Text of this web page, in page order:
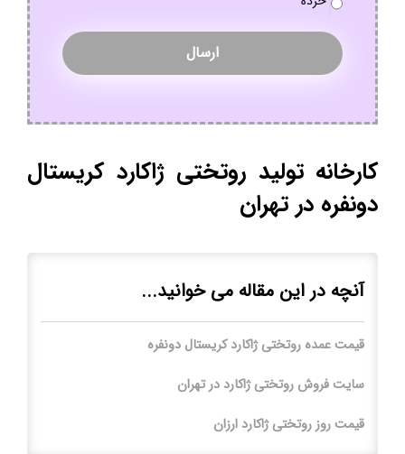
کارخانه تولید روتختی ژاکارد کریستال
دونفره در تهران
آنچه در این مقاله می خوانید...
قیمت عمده روتختی ژاکارد کریستال دونفره
سایت فروش روتختی ژاکارد در تهران
قیمت روز روتختی ژاکارد ارزان